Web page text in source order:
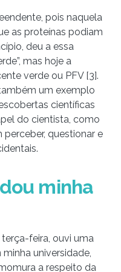
pois naquela
as proteínas podiam
deu a essa
mas hoje a
verde ou PFV [3].
um exemplo
científicas
do cientista, como
questionar e
minha
feira, ouvi uma
universidade,
a respeito da